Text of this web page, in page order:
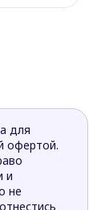
для
офертой.
и
не